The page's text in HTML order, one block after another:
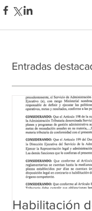
Entradas
Habilitación